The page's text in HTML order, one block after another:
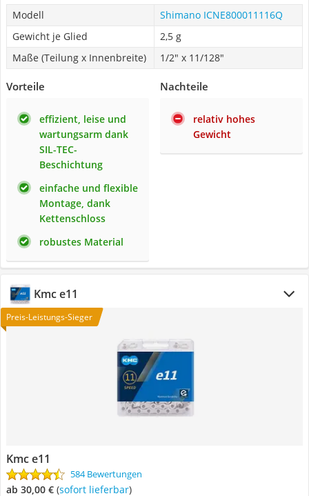
Modell
Shimano ‎ICNE800011116Q
Gewicht je Glied
2,5 g
Maße (Teilung x Innenbreite)
1/2" x 11/128"
Vorteile
effizient, leise und
wartungsarm dank
SIL-TEC-
Beschichtung
einfache und flexible
Montage, dank
Kettenschloss
robustes Material
Nachteile
relativ hohes
Gewicht
Kmc e11
Preis-Leistungs-Sieger
Kmc e11
584 Bewertungen
ab 30,00 € ( Sofort lieferbar)